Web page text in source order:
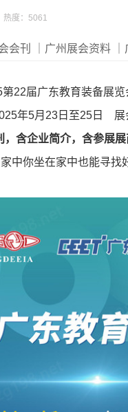
热度：5061
会刊 ｜广州展会资料
第22届广东教育装备展
年5月23日至25日 展
含企业简介，含参展
中你坐在家中也能寻